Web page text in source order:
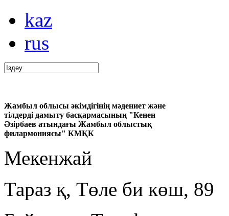
kaz
rus
Жамбыл облысы әкімдігінің мәдениет және
тілдерді дамыту басқармасының "Кенен
Әзірбаев атындағы Жамбыл облыстық
филармониясы" КМҚК
Мекенжай
Тараз қ, Төле би көш, 89